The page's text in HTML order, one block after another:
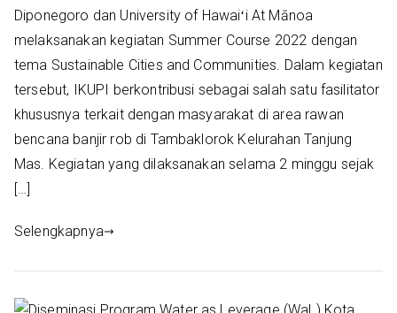
Diponegoro dan University of Hawaiʻi At Mānoa
melaksanakan kegiatan Summer Course 2022 dengan
tema Sustainable Cities and Communities. Dalam kegiatan
tersebut, IKUPI berkontribusi sebagai salah satu fasilitator
khususnya terkait dengan masyarakat di area rawan
bencana banjir rob di Tambaklorok Kelurahan Tanjung
Mas. Kegiatan yang dilaksanakan selama 2 minggu sejak
[…]
Selengkapnya